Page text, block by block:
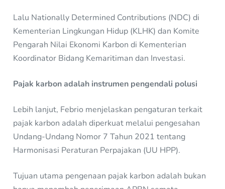
Lalu Nationally Determined Contributions (NDC) di
Kementerian Lingkungan Hidup (KLHK) dan Komite
Pengarah Nilai Ekonomi Karbon di Kementerian
Koordinator Bidang Kemaritiman dan Investasi.
Pajak karbon adalah instrumen pengendali polusi
Lebih lanjut, Febrio menjelaskan pengaturan terkait
pajak karbon adalah diperkuat melalui pengesahan
Undang-Undang Nomor 7 Tahun 2021 tentang
Harmonisasi Peraturan Perpajakan (UU HPP).
Tujuan utama pengenaan pajak karbon adalah bukan